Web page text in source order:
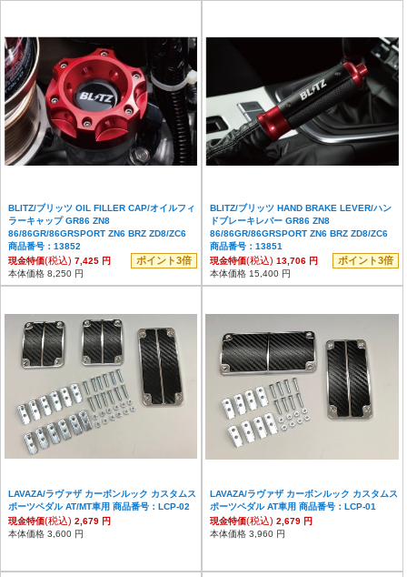
BLITZ/ブリッツ OIL FILLER CAP/オイルフィ
ラーキャップ GR86 ZN8
86/86GR/86GRSPORT ZN6 BRZ ZD8/ZC6
商品番号：13852
現金特価(税込) 7,425 円 ポイント3倍
本体価格 8,250 円
BLITZ/ブリッツ HAND BRAKE LEVER/ハン
ドブレーキレバー GR86 ZN8
86/86GR/86GRSPORT ZN6 BRZ ZD8/ZC6
商品番号：13851
現金特価(税込) 13,706 円 ポイント3倍
本体価格 15,400 円
LAVAZA/ラヴァザ カーボンルック カスタムス
ポーツペダル AT/MT車用 商品番号：LCP-02
現金特価(税込) 2,679 円
本体価格 3,600 円
LAVAZA/ラヴァザ カーボンルック カスタムス
ポーツペダル AT車用 商品番号：LCP-01
現金特価(税込) 2,679 円
本体価格 3,960 円